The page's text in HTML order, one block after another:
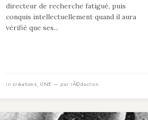
directeur de recherche fatigué, puis
conquis intellectuellement quand il aura
vérifié que ses...
in créations, UNE — par rÃ©daction